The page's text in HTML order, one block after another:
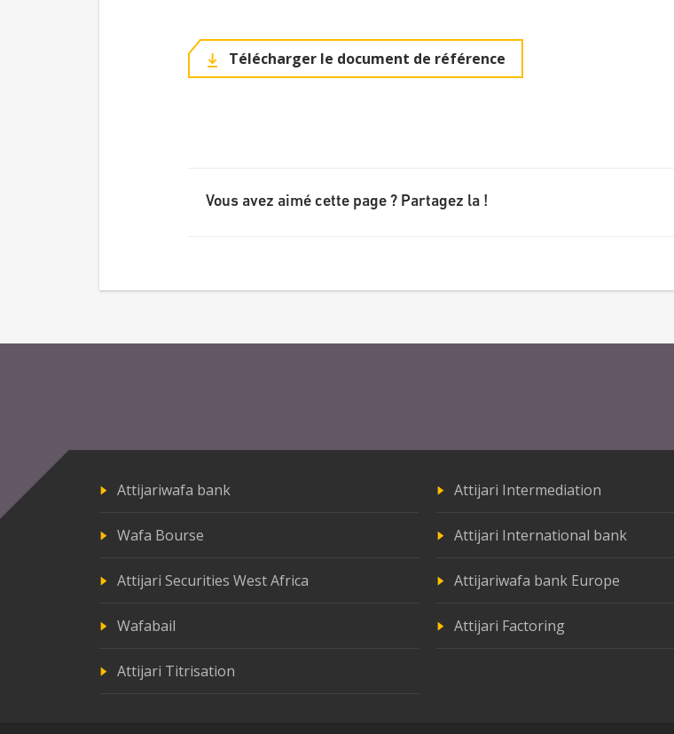
Télécharger le document de référence
Vous avez aimé cette page ? Partagez la !
Attijariwafa bank Attijari Intermediation
Wafa Bourse Attijari International bank
Attijari Securities West Africa Attijariwafa bank Europe
Wafabail Attijari Factoring
Attijari Titrisation